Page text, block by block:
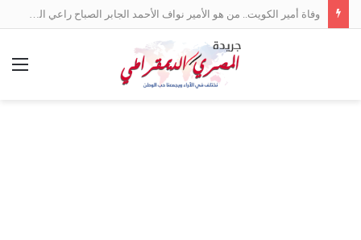
وفاة أمير الكويت.. من هو الأمير نواف الأحمد الجابر الصباح راعي السلام بين العرب؟